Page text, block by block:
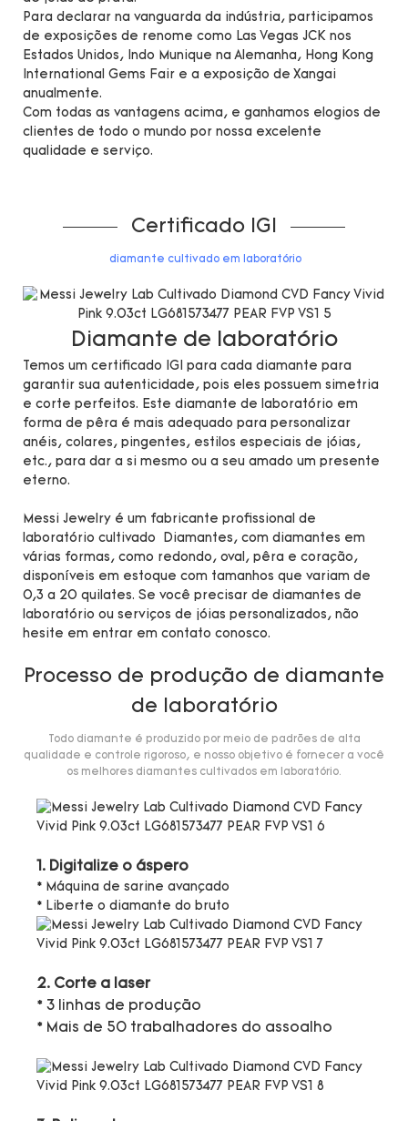
Para declarar na vanguarda da indústria, participamos
de exposições de renome como Las Vegas JCK nos
Estados Unidos, Indo Munique na Alemanha, Hong Kong
International Gems Fair e a exposição de Xangai
anualmente.
Com todas as vantagens acima, e ganhamos elogios de
clientes de todo o mundo por nossa excelente
qualidade e serviço.
Certificado IGI
diamante cultivado em laboratório
Diamante de laboratório
Temos um certificado IGI para cada diamante para
garantir sua autenticidade, pois eles possuem simetria
e corte perfeitos. Este diamante de laboratório em
forma de pêra é mais adequado para personalizar
anéis, colares, pingentes, estilos especiais de jóias,
etc., para dar a si mesmo ou a seu amado um presente
eterno.
Messi Jewelry é um fabricante profissional de
laboratório cultivado Diamantes, com diamantes em
várias formas, como redondo, oval, pêra e coração,
disponíveis em estoque com tamanhos que variam de
0,3 a 20 quilates. Se você precisar de diamantes de
laboratório ou serviços de jóias personalizados, não
hesite em entrar em contato conosco.
Processo de produção de diamante
de laboratório
Todo diamante é produzido por meio de padrões de alta
qualidade e controle rigoroso, e nosso objetivo é fornecer a você
os melhores diamantes cultivados em laboratório.
1. Digitalize o áspero
* Máquina de sarine avançado
* Liberte o diamante do bruto
2. Corte a laser
* 3 linhas de produção
* Mais de 50 trabalhadores do assoalho